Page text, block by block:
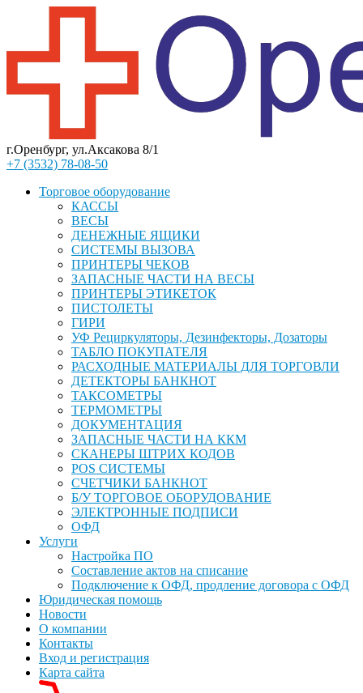
г.Оренбург, ул.Аксакова 8/1
+7 (3532) 78-08-50
Торговое оборудование
КАССЫ
ВЕСЫ
ДЕНЕЖНЫЕ ЯЩИКИ
СИСТЕМЫ ВЫЗОВА
ПРИНТЕРЫ ЧЕКОВ
ЗАПАСНЫЕ ЧАСТИ НА ВЕСЫ
ПРИНТЕРЫ ЭТИКЕТОК
ПИСТОЛЕТЫ
ГИРИ
УФ Рециркуляторы, Дезинфекторы, Дозаторы
ТАБЛО ПОКУПАТЕЛЯ
РАСХОДНЫЕ МАТЕРИАЛЫ ДЛЯ ТОРГОВЛИ
ДЕТЕКТОРЫ БАНКНОТ
ТАКСОМЕТРЫ
ТЕРМОМЕТРЫ
ДОКУМЕНТАЦИЯ
ЗАПАСНЫЕ ЧАСТИ НА ККМ
СКАНЕРЫ ШТРИХ КОДОВ
POS СИСТЕМЫ
СЧЕТЧИКИ БАНКНОТ
Б/У ТОРГОВОЕ ОБОРУДОВАНИЕ
ЭЛЕКТРОННЫЕ ПОДПИСИ
ОФД
Услуги
Настройка ПО
Составление актов на списание
Подключение к ОФД, продление договора с ОФД
Юридическая помощь
Новости
О компании
Контакты
Вход и регистрация
Карта сайта